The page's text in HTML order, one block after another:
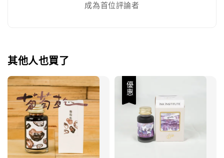
成為首位評論者
其他人也買了
優惠